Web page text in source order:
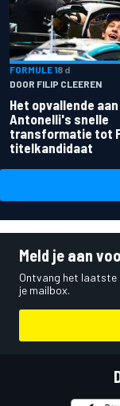
FORMULE 18 d
DOOR FILIP CLEEREN
Het opvallende aan
Antonelli's snelle
transformatie tot
titelkandidaat
Meld je aan
Ontvang het laatste
je mailbox.